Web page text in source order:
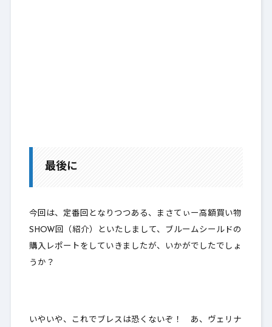
最後に
今回は、定番回となりつつある、まさてぃー高額買い物
SHOW回（紹介）といたしまして、ブルームシールドの
購入レポートをしていきましたが、いかがでしたでしょ
うか？
いやいや、これでブレスは恐くないぞ！ あ、ヴェリナ